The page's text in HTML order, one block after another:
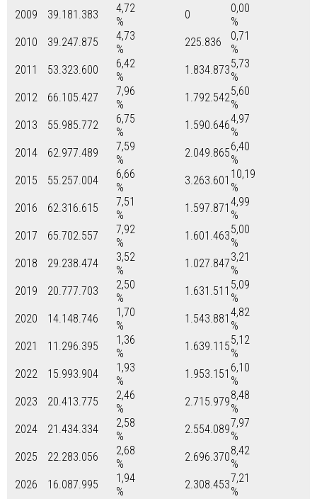
2009
39.181.383
4,72
%
0
0,00
%
2010
39.247.875
4,73
%
225.836
0,71
%
2011
53.323.600
6,42
%
1.834.8735,73
%
2012
66.105.427
7,96
%
1.792.5425,60
%
2013
55.985.772
6,75
%
1.590.6464,97
%
2014
62.977.489
7,59
%
2.049.8656,40
%
2015
55.257.004
6,66
%
3.263.601 10,19
%
2016
62.316.615
7,51
%
1.597.871 4,99
%
2017
65.702.557
7,92
%
1.601.4635,00
%
2018
29.238.474
3,52
%
1.027.8473,21
%
2019
20.777.703
2,50
%
1.631.511 5,09
%
2020
14.148.746
1,70
%
1.543.881 4,82
%
2021
11.296.395
1,36
%
1.639.1155,12
%
2022
15.993.904
1,93
%
1.953.151 6,10
%
2023
20.413.775
2,46
%
2.715.9798,48
%
2024
21.434.334
2,58
%
2.554.0897,97
%
2025
22.283.056
2,68
%
2.696.3708,42
%
2026
16.087.995
1,94
%
2.308.4537,21
%